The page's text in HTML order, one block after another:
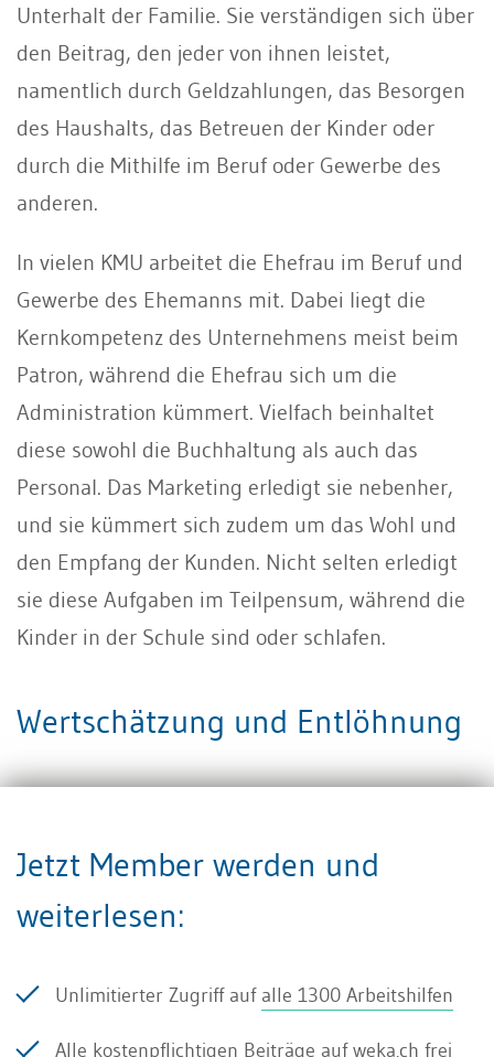
Unterhalt der Familie. Sie verständigen sich über
den Beitrag, den jeder von ihnen leistet,
namentlich durch Geldzahlungen, das Besorgen
des Haushalts, das Betreuen der Kinder oder
durch die Mithilfe im Beruf oder Gewerbe des
anderen.
In vielen KMU arbeitet die Ehefrau im Beruf und
Gewerbe des Ehemanns mit. Dabei liegt die
Kernkompetenz des Unternehmens meist beim
Patron, während die Ehefrau sich um die
Administration kümmert. Vielfach beinhaltet
diese sowohl die Buchhaltung als auch das
Personal. Das Marketing erledigt sie nebenher,
und sie kümmert sich zudem um das Wohl und
den Empfang der Kunden. Nicht selten erledigt
sie diese Aufgaben im Teilpensum, während die
Kinder in der Schule sind oder schlafen.
Wertschätzung und Entlöhnung
wenig vorausschauender Weise verzichtet. Das
sich im Aufbau begriffene Unternehmen wirft
erlaubt es nicht. Unterschätzt werden dabei zwei
Jetzt Member werden und
weiterlesen:
Unlimitierter Zugriff auf alle 1300 Arbeitshilfen
Alle kostenpflichtigen Beiträge auf weka.ch frei